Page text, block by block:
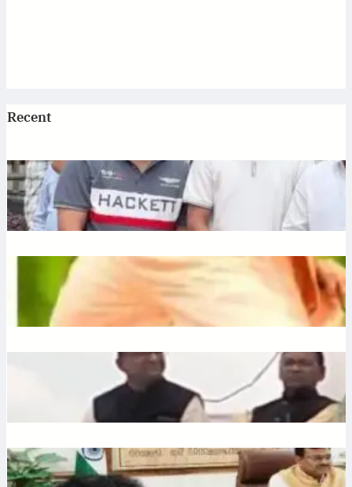
Recent
Jagannath: एटी पैलेस में भगवान जगन्नाथ की स्थापना, डिप्टी सीएम
अरुण साव ने रथ यात्रा को दिखाई हरी झंडी
July 10, 2026.Ronit Sharma
Plantation: यूपी में 12 जुलाई को लगेंगे 35 करोड़ पौधे, CM योगी करेंगे
अभियान की शुरुआत
Ronit Sharma
Liquor: छत्तीसगढ़ में बीजेपी विधायक शकुंतला पोर्ते का शराबबंदी पर बड़ा
बयान, वीडियो वायरल
Water: उत्तराखंड में भूजल संरक्षण पर जोर, मुख्य सचिव ने दिए सख्त निर्देश